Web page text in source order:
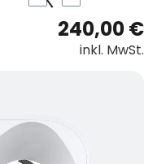
240,00 €
inkl. MwSt.